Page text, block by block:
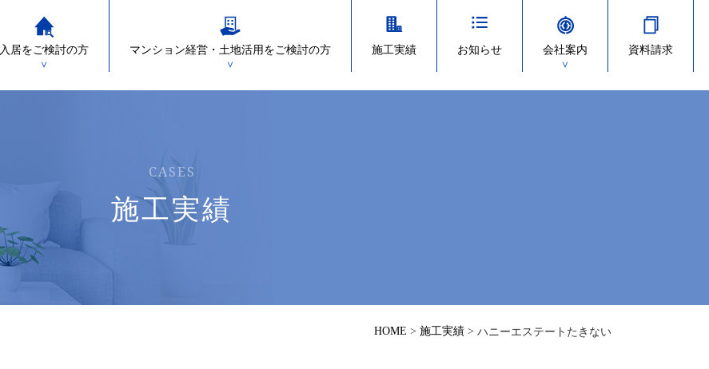
入居をご検討の方
＞
マンション経営・土地活用をご検討の方
＞
施工実績 お知らせ 会社案内
＞
資料請求
CASES
施工実績
HOME > 施工実績 > ハニーエステートたきない